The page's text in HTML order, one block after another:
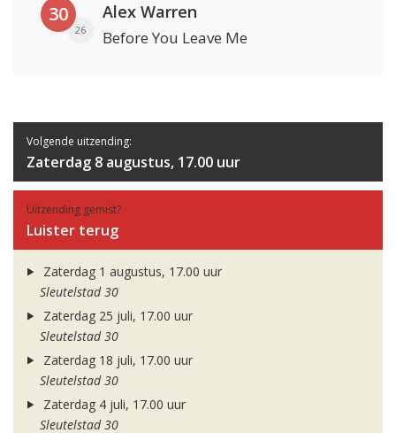
30
26
Alex Warren
Before You Leave Me
Volgende uitzending:
Zaterdag 8 augustus, 17.00 uur
Uitzending gemist?
Luister terug
Zaterdag 1 augustus, 17.00 uur
Sleutelstad 30
Zaterdag 25 juli, 17.00 uur
Sleutelstad 30
Zaterdag 18 juli, 17.00 uur
Sleutelstad 30
Zaterdag 4 juli, 17.00 uur
Sleutelstad 30